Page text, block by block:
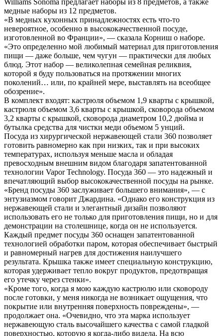
Williams Sonoma предлагает наборы из 8 предметов, а также
медные наборы из 12 предметов.
«В медных кухонных принадлежностях есть что-то
невероятное, особенно в высококачественной посуде,
изготовленной во Франции», — сказала Корниш о наборе.
«Это определенно мой любимый материал для приготовления
пищи — даже больше, чем чугун — практически для любых
блюд. Этот набор — великолепная семейная реликвия,
которой я буду пользоваться на протяжении многих
поколений… или, по крайней мере, выставлять на всеобщее
обозрение».
В комплект входят: кастрюля объемом 1,9 кварты с крышкой,
кастрюля объемом 3,6 кварты с крышкой, сковорода объемом
3,2 кварты с крышкой, сковорода диаметром 10,2 дюйма и
бутылка средства для чистки меди объемом 5 унций.
Посуда из хирургической нержавеющей стали 360 позволяет
готовить равномерно как при низких, так и при высоких
температурах, используя меньше масла и обладая
превосходным внешним видом благодаря запатентованной
технологии Vapor Technology. Посуда 360 — это надежный и
впечатляющий выбор высококачественной посуды на рынке.
«Бренд посуды 360 заслуживает большего внимания», — с
энтузиазмом говорит Джардина. «Однако его конструкция из
нержавеющей стали и элегантный дизайн позволяют
использовать его не только для приготовления пищи, но и для
демонстрации на столешнице, когда он не используется.
Каждый предмет посуды 360 оснащен запатентованной
технологией обработки паром, которая обеспечивает быстрый
и равномерный нагрев для достижения наилучшего
результата. Крышка также имеет специальную конструкцию,
которая удерживает тепло вокруг продуктов, предотвращая
его утечку через стенки».
«Кроме того, когда я мою каждую кастрюлю или сковороду
после готовки, у меня никогда не возникает ощущения, что
покрытие или внутренняя поверхность повреждены», —
продолжает она. «Очевидно, что эта марка использует
нержавеющую сталь высочайшего качества с самой гладкой
поверхностью, которую я когда-либо видела. На всю